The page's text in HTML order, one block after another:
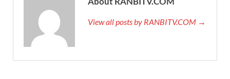
View all posts by RANBITV.COM →